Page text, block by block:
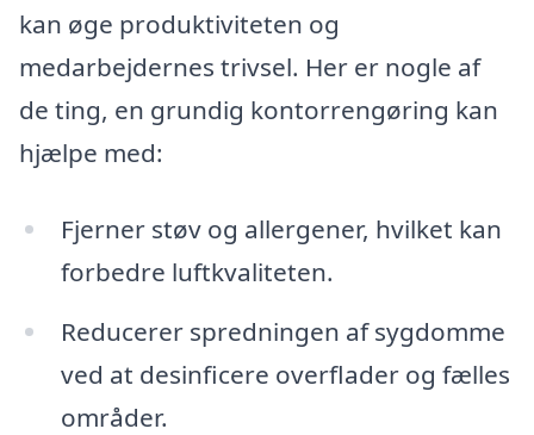
kan øge produktiviteten og
medarbejdernes trivsel. Her er nogle af
de ting, en grundig kontorrengøring kan
hjælpe med:
Fjerner støv og allergener, hvilket kan
forbedre luftkvaliteten.
Reducerer spredningen af sygdomme
ved at desinficere overflader og fælles
områder.